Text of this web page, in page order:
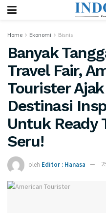
Home Ekonomi Bisnis
Banyak
Travel Fair,
Tourister
Destinasi
Untuk Ready
Seru!
oleh Editor : Hanasa